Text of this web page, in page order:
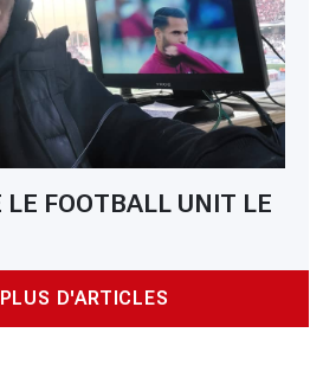
LE FOOTBALL UNIT LE
D'ARTICLES